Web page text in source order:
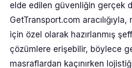
elde edilen güvenliğin gerçek
GetTransport.com aracılığıyla,
için özel olarak hazırlanmış
çözümlere erişebilir, böylece
masraflardan kaçınırken